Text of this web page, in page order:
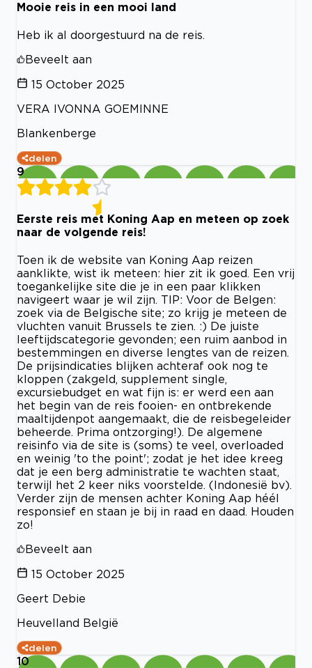
Mooie reis in een mooi land
Heb ik al doorgestuurd na de reis.
Beveelt aan
15 October 2025
VERA IVONNA GOEMINNE
Blankenberge
delen
9
Eerste reis met Koning Aap en meteen op zoek
naar de volgende reis!
Toen ik de website van Koning Aap reizen
aanklikte, wist ik meteen: hier zit ik goed. Een vrij
toegankelijke site die je in een paar klikken
navigeert waar je wil zijn. TIP: Voor de Belgen:
zoek via de Belgische site; zo krijg je meteen de
vluchten vanuit Brussels te zien. :) De juiste
leeftijdscategorie gevonden; een ruim aanbod in
bestemmingen en diverse lengtes van de reizen.
De prijsindicaties blijken achteraf ook nog te
kloppen (zakgeld, supplement single,
excursiebudget en wat fijn is: er werd een aan
het begin van de reis fooien- en ontbrekende
maaltijdenpot aangemaakt, die de reisbegeleider
beheerde. Prima ontzorging!). De algemene
reisinfo via de site is (soms) te veel, overloaded
en weinig 'to the point'; zodat je het idee kreeg
dat je een berg administratie te wachten staat,
terwijl het 2 keer niks voorstelde. (Indonesië bv).
Verder zijn de mensen achter Koning Aap héél
responsief en staan je bij in raad en daad. Houden
zo!
Beveelt aan
15 October 2025
Geert Debie
Heuvelland België
delen
10